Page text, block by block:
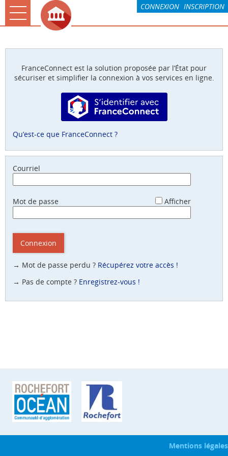
CONNEXION INSCRIPTION
Ouvrir le menu
Rochefort & Moi
Mes demandes
Associations
FranceConnect est la solution proposée par l’État pour
sécuriser et simplifier la connexion à vos services en ligne.
S’identifier avec FranceConnect
Qu’est-ce que FranceConnect ?
Courriel
Mot de passe Afficher
Connexion
→ Mot de passe perdu ? Récupérez votre accès !
→ Pas de compte ? Enregistrez-vous !
Mentions légales